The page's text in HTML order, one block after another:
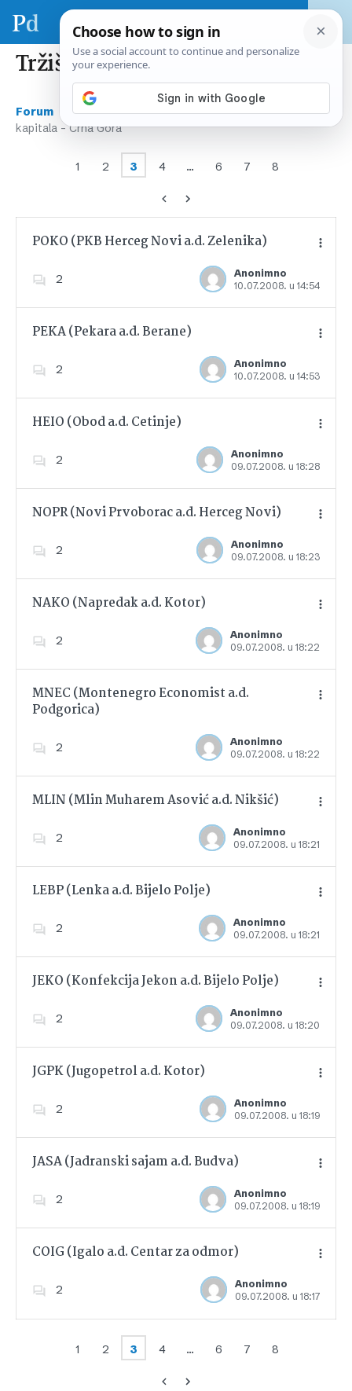
Tržišta kapitala – Crna Gora
Forum Tržište kapitala – regija & svijet ›
Tržišta
kapitala – Crna Gora
1 2 3 4 … 6 7 8
POKO (PKB Herceg Novi a.d. Zelenika)
2
Anonimno
10.07.2008. u 14:54
Dodajte u favorite
PEKA (Pekara a.d. Berane)
2
Anonimno
10.07.2008. u 14:53
Dodajte u favorite
HEIO (Obod a.d. Cetinje)
2
Anonimno
09.07.2008. u 18:28
Dodajte u favorite
NOPR (Novi Prvoborac a.d. Herceg Novi)
2
Anonimno
09.07.2008. u 18:23
Dodajte u favorite
NAKO (Napredak a.d. Kotor)
2
Anonimno
09.07.2008. u 18:22
Dodajte u favorite
MNEC (Montenegro Economist a.d.
Podgorica)
2
Anonimno
09.07.2008. u 18:22
Dodajte u favorite
MLIN (Mlin Muharem Asović a.d. Nikšić)
2
Anonimno
09.07.2008. u 18:21
Dodajte u favorite
LEBP (Lenka a.d. Bijelo Polje)
2
Anonimno
09.07.2008. u 18:21
Dodajte u favorite
JEKO (Konfekcija Jekon a.d. Bijelo Polje)
2
Anonimno
09.07.2008. u 18:20
Dodajte u favorite
JGPK (Jugopetrol a.d. Kotor)
2
Anonimno
09.07.2008. u 18:19
Dodajte u favorite
JASA (Jadranski sajam a.d. Budva)
2
Anonimno
09.07.2008. u 18:19
Dodajte u favorite
COIG (Igalo a.d. Centar za odmor)
2
Anonimno
09.07.2008. u 18:17
Dodajte u favorite
1 2 3 4 … 6 7 8